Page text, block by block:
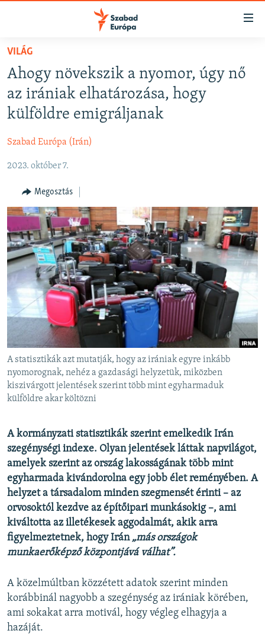
Akadálymentes
Ugrás
fő
oldalra
Ugrás
tartalomjegyzékre
NAPIRENDEN
AKTUÁLIS
PODCASTOK
ELEMZŐ
NER15
SZABADON
TÁRSADALOM
DEMOKRÁCIA
A PÉNZ NYOMÁBAN
EURÓPAI UNIÓ
VILÁG
KLÍMAVÁLTOZÁS
A MÚLT TANULSÁGAI
KÖVESSEN MINKET!
Valamennyi RFE/RL weboldal
VILÁG
Ahogy növekszik a nyomor, úgy nő
az irániak elhatározása, hogy
külföldre emigráljanak
Szabad Európa (Irán)
2023. október 7.
Megosztás
A statisztikák azt mutatják, hogy az irániak egyre inkább
nyomorognak, nehéz a gazdasági helyzetük, miközben
kiszivárgott jelentések szerint több mint egyharmaduk
külföldre akar költözni
A kormányzati statisztikák szerint emelkedik Irán
szegénységi indexe. Olyan jelentések láttak napvilágot,
amelyek szerint az ország lakosságának több mint
egyharmada kivándorolna egy jobb élet reményében. A
helyzet a társadalom minden szegmensét érinti – az
orvosoktól kezdve az építőipari munkásokig –, ami
kiváltotta az illetékesek aggodalmát, akik arra
figyelmeztetnek, hogy Irán „más országok
munkaerőképző központjává válhat”.
A közelmúltban közzétett adatok szerint minden
korábbinál nagyobb a szegénység az irániak körében,
ami sokakat arra motivál, hogy végleg elhagyja a
hazáját.
FELIRATKOZÁS